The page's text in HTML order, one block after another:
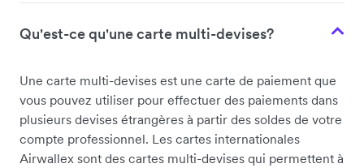
Qu'est-ce qu'une carte multi-devises?
Une carte multi-devises est une carte de paiement que
vous pouvez utiliser pour effectuer des paiements dans
plusieurs devises étrangères à partir des soldes de votre
compte professionnel. Les cartes internationales
Airwallex sont des cartes multi-devises qui permettent à